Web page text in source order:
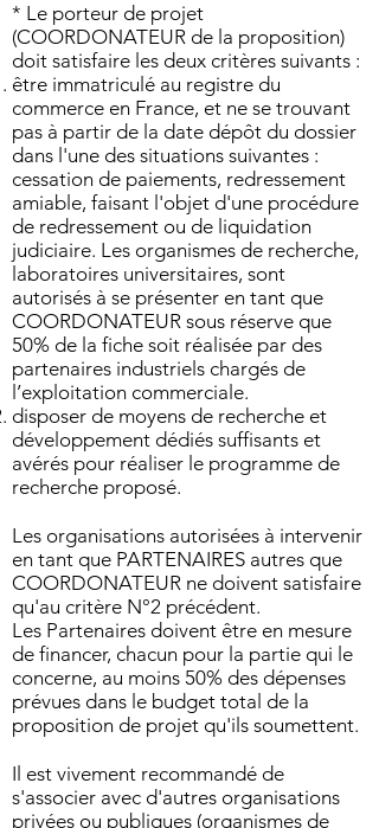
* Le porteur de projet
(COORDONATEUR de la proposition)
doit satisfaire les deux critères suivants :
être immatriculé au registre du
commerce en France, et ne se trouvant
pas à partir de la date dépôt du dossier
dans l'une des situations suivantes :
cessation de paiements, redressement
amiable, faisant l'objet d'une procédure
de redressement ou de liquidation
judiciaire. Les organismes de recherche,
laboratoires universitaires, sont
autorisés à se présenter en tant que
COORDONATEUR sous réserve que
50% de la fiche soit réalisée par des
partenaires industriels chargés de
l’exploitation commerciale.
disposer de moyens de recherche et
développement dédiés suffisants et
avérés pour réaliser le programme de
recherche proposé.
Les organisations autorisées à intervenir
en tant que PARTENAIRES autres que
COORDONATEUR ne doivent satisfaire
qu'au critère N°2 précédent.
Les Partenaires doivent être en mesure
de financer, chacun pour la partie qui le
concerne, au moins 50% des dépenses
prévues dans le budget total de la
proposition de projet qu'ils soumettent.
Il est vivement recommandé de
s'associer avec d'autres organisations
privées ou publiques (organismes de